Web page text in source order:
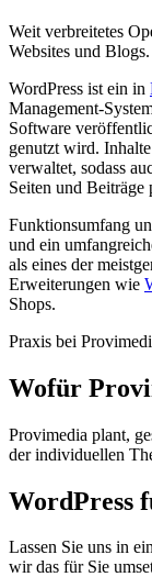
Weit verbreitetes
Websites und Blogs.
WordPress ist ein in
Management-
Software
genutzt wird.
verwaltet, sodass
Seiten und Beiträge
Funktionsumfang
und ein
als eines der
Erweiterungen wie
Shops.
Praxis bei
Wofür
Provimedia plant,
der individuellen
WordPress
Lassen Sie uns in
wir das für Sie